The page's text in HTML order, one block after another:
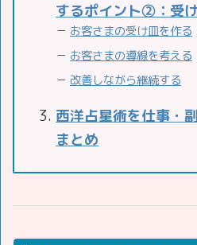
するポイント②：受
－ お客さまの受け皿を作る
－ お客さまの導線を考える
－ 改善しながら継続する
西洋占星術を仕事・
まとめ